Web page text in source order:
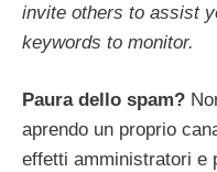
invite others to assist
keywords to monitor.
Paura dello spam?
aprendo un proprio
effetti amministratori e